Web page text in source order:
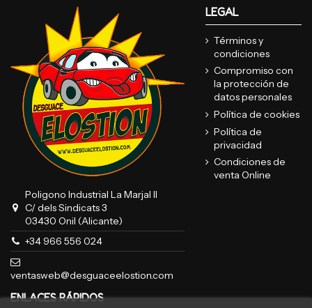
Poligono Industrial La Marjal II
C/ dels Sindicats 3
03430 Onil (Alicante)
+34 966 556 024
ventasweb@desguaceelostion.com
LEGAL
Términos y
condiciones
Compromiso con
la protección de
datos personales
Política de cookies
Política de
privacidad
Condiciones de
venta Online
ENLACES RÁPIDOS